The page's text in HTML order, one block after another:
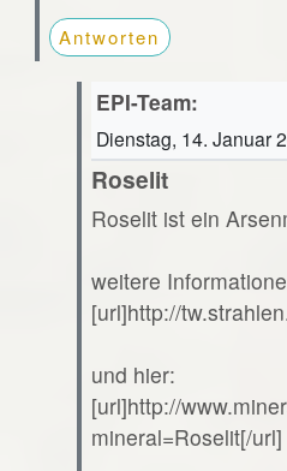
Antworten
EPI-Team:
Dienstag, 14. Januar
Roselit
Roselit ist ein
weitere
[url]http://
und hier:
[url]http://
mineral=Roselit[/url]